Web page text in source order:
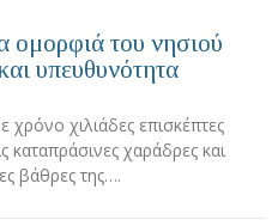
ομορφιά του νησιού
υπευθυνότητα
χιλιάδες επισκέπτες
καταπράσινες χαράδρες και
βάθρες της….